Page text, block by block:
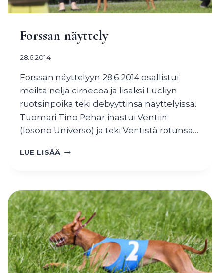
Forssan näyttely
28.6.2014
Forssan näyttelyyn 28.6.2014 osallistui
meiltä neljä cirnecoa ja lisäksi Luckyn
ruotsinpoika teki debyyttinsä näyttelyissä.
Tuomari Tino Pehar ihastui Ventiin
(Iosono Universo) ja teki Ventistä rotunsa…
LUE LISÄÄ FORSSAN